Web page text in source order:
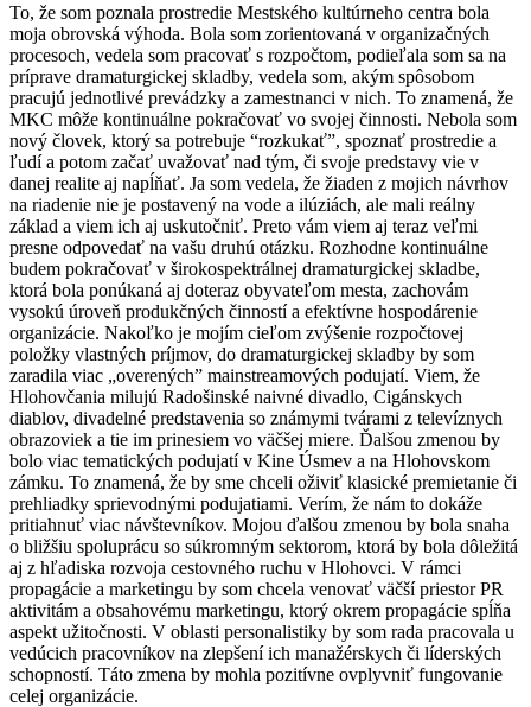
To, že som poznala prostredie Mestského kultúrneho centra bola
moja obrovská výhoda. Bola som zorientovaná v organizačných
procesoch, vedela som pracovať s rozpočtom, podieľala som sa na
príprave dramaturgickej skladby, vedela som, akým spôsobom
pracujú jednotlivé prevádzky a zamestnanci v nich. To znamená, že
MKC môže kontinuálne pokračovať vo svojej činnosti. Nebola som
nový človek, ktorý sa potrebuje “rozkukať”, spoznať prostredie a
ľudí a potom začať uvažovať nad tým, či svoje predstavy vie v
danej realite aj napĺňať. Ja som vedela, že žiaden z mojich návrhov
na riadenie nie je postavený na vode a ilúziách, ale mali reálny
základ a viem ich aj uskutočniť. Preto vám viem aj teraz veľmi
presne odpovedať na vašu druhú otázku. Rozhodne kontinuálne
budem pokračovať v širokospektrálnej dramaturgickej skladbe,
ktorá bola ponúkaná aj doteraz obyvateľom mesta, zachovám
vysokú úroveň produkčných činností a efektívne hospodárenie
organizácie. Nakoľko je mojím cieľom zvýšenie rozpočtovej
položky vlastných príjmov, do dramaturgickej skladby by som
zaradila viac „overených” mainstreamových podujatí. Viem, že
Hlohovčania milujú Radošinské naivné divadlo, Cigánskych
diablov, divadelné predstavenia so známymi tvárami z televíznych
obrazoviek a tie im prinesiem vo väčšej miere. Ďalšou zmenou by
bolo viac tematických podujatí v Kine Úsmev a na Hlohovskom
zámku. To znamená, že by sme chceli oživiť klasické premietanie či
prehliadky sprievodnými podujatiami. Verím, že nám to dokáže
pritiahnuť viac návštevníkov. Mojou ďalšou zmenou by bola snaha
o bližšiu spoluprácu so súkromným sektorom, ktorá by bola dôležitá
aj z hľadiska rozvoja cestovného ruchu v Hlohovci. V rámci
propagácie a marketingu by som chcela venovať väčší priestor PR
aktivitám a obsahovému marketingu, ktorý okrem propagácie spĺňa
aspekt užitočnosti. V oblasti personalistiky by som rada pracovala u
vedúcich pracovníkov na zlepšení ich manažérskych či líderských
schopností. Táto zmena by mohla pozitívne ovplyvniť fungovanie
celej organizácie.